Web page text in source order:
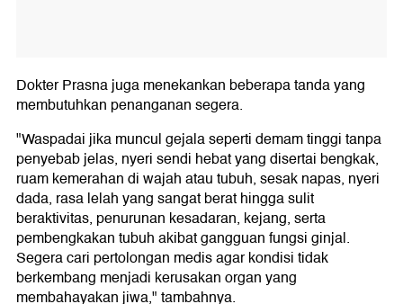
Dokter Prasna juga menekankan beberapa tanda yang
membutuhkan penanganan segera.
"Waspadai jika muncul gejala seperti demam tinggi tanpa
penyebab jelas, nyeri sendi hebat yang disertai bengkak,
ruam kemerahan di wajah atau tubuh, sesak napas, nyeri
dada, rasa lelah yang sangat berat hingga sulit
beraktivitas, penurunan kesadaran, kejang, serta
pembengkakan tubuh akibat gangguan fungsi ginjal.
Segera cari pertolongan medis agar kondisi tidak
berkembang menjadi kerusakan organ yang
membahayakan jiwa," tambahnya.